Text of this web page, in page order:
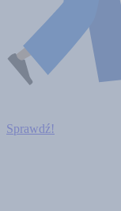
Sprawdź!